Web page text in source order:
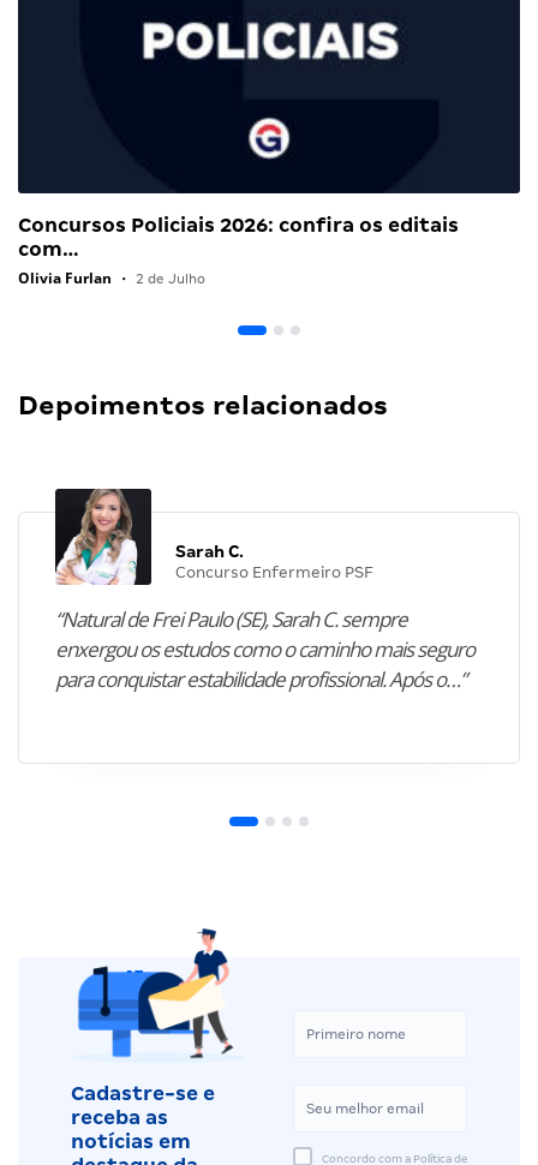
Concursos Policiais 2026: confira os editais
com…
Olivia Furlan • 2 de Julho
Depoimentos relacionados
Sarah C.
Concurso Enfermeiro PSF
“Natural de Frei Paulo (SE), Sarah C. sempre
enxergou os estudos como o caminho mais seguro
para conquistar estabilidade profissional. Após o…”
Cadastre-se e
receba as
notícias em
Concordo com a Política de